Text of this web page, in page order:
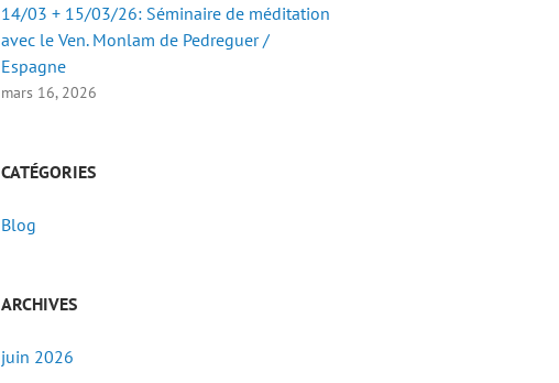
14/03 + 15/03/26: Séminaire de méditation
avec le Ven. Monlam de Pedreguer /
Espagne
mars 16, 2026
CATÉGORIES
Blog
ARCHIVES
juin 2026